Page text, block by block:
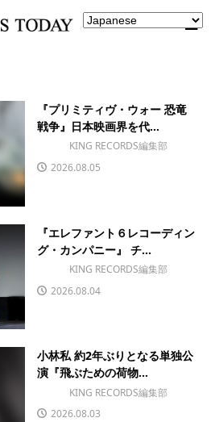
『プリミティヴ・ウォー 恐竜
戦争』日本映画界を代...
KING RECORDS編集部
2026.08.05
『エレファント６レコーディン
グ・カンパニー』 チ...
KING RECORDS編集部
2026.08.04
小林私 約2年ぶりとなる単独公
演『飛ぶための荷物...
KING RECORDS編集部
2026.08.03